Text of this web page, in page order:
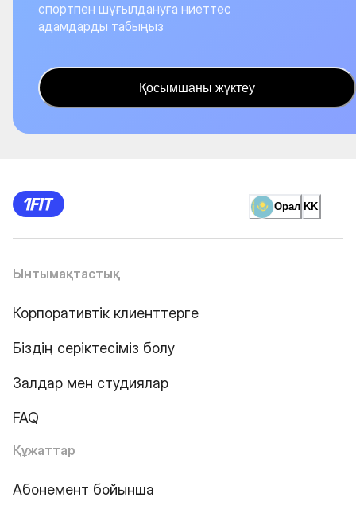
спортпен шұғылдануға ниеттес
адамдарды табыңыз
Қосымшаны жүктеу
Орал KK
Ынтымақтастық
Корпоративтік клиенттерге
Біздің серіктесіміз болу
Залдар мен студиялар
FAQ
Құжаттар
Абонемент бойынша